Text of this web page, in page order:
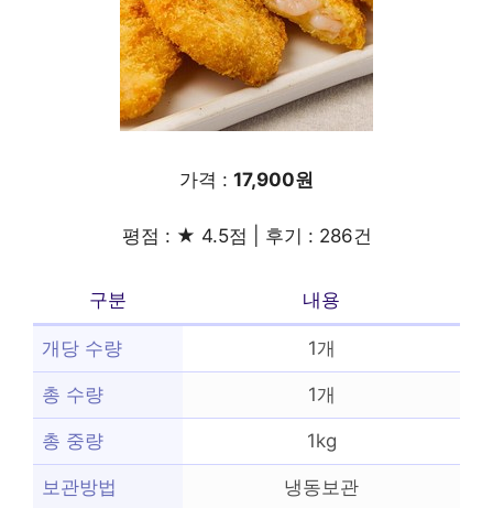
가격 : 17,900원
평점 : ★ 4.5점 | 후기 : 286건
구분 내용
개당 수량 1개
총 수량 1개
총 중량 1kg
보관방법 냉동보관